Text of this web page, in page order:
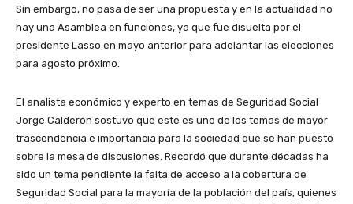
Sin embargo, no pasa de ser una propuesta y en la actualidad no
hay una Asamblea en funciones, ya que fue disuelta por el
presidente Lasso en mayo anterior para adelantar las elecciones
para agosto próximo.
El analista económico y experto en temas de Seguridad Social
Jorge Calderón sostuvo que este es uno de los temas de mayor
trascendencia e importancia para la sociedad que se han puesto
sobre la mesa de discusiones. Recordó que durante décadas ha
sido un tema pendiente la falta de acceso a la cobertura de
Seguridad Social para la mayoría de la población del país, quienes